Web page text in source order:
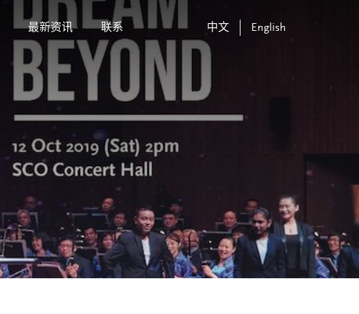
最新资讯 联系 中文 English